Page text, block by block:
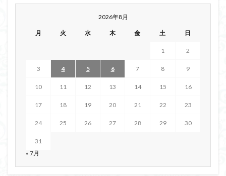
2026年8月
月 火 水 木 金 土 日
1 2
3 4 5 6 7 8 9
10 11 12 13 14 15 16
17 18 19 20 21 22 23
24 25 26 27 28 29 30
31
« 7月